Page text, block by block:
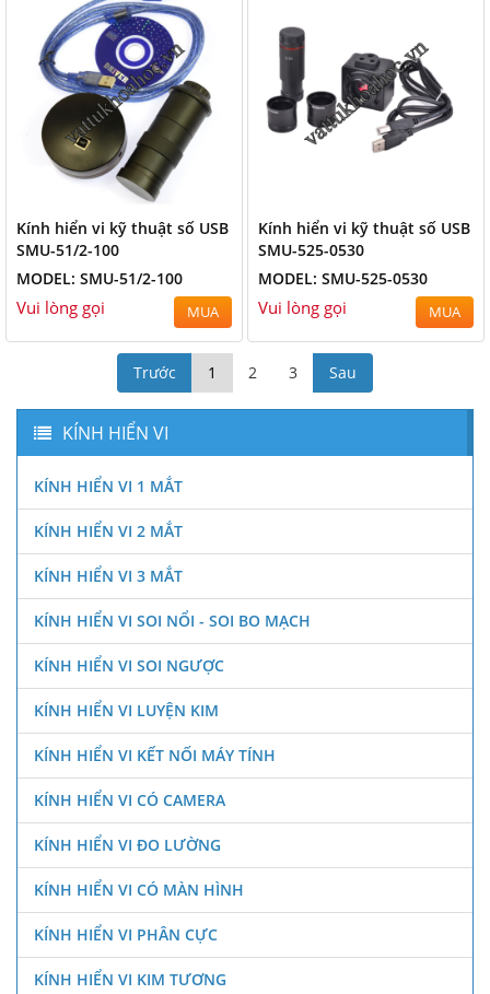
Kính hiển vi kỹ thuật số USB
SMU-51/2-100
MODEL: SMU-51/2-100
Vui lòng gọi MUA
Kính hiển vi kỹ thuật số USB
SMU-525-0530
MODEL: SMU-525-0530
Vui lòng gọi MUA
Trước 1 2 3 Sau
KÍNH HIỂN VI
KÍNH HIỂN VI 1 MẮT
KÍNH HIỂN VI 2 MẮT
KÍNH HIỂN VI 3 MẮT
KÍNH HIỂN VI SOI NỔI - SOI BO MẠCH
KÍNH HIỂN VI SOI NGƯỢC
KÍNH HIỂN VI LUYỆN KIM
KÍNH HIỂN VI KẾT NỐI MÁY TÍNH
KÍNH HIỂN VI CÓ CAMERA
KÍNH HIỂN VI ĐO LƯỜNG
KÍNH HIỂN VI CÓ MÀN HÌNH
KÍNH HIỂN VI PHÂN CỰC
KÍNH HIỂN VI KIM TƯƠNG